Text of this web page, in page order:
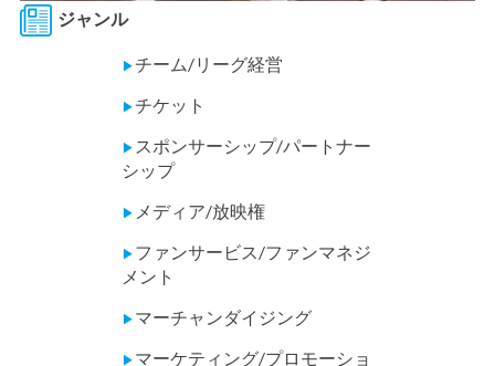
ジャンル
▶チーム/リーグ経営
▶チケット
▶ スポンサーシップ/パートナー
シップ
▶ メディア/放映権
▶ ファンサービス/ファンマネジ
メント
▶ マーチャンダイジング
▶ マーケティング/プロモーショ